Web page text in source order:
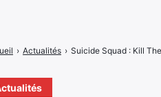
› Actualités › Suicide Squad : Kill